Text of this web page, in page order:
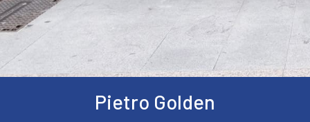
Pietro Golden